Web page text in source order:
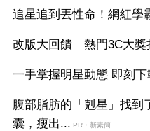
追星追到丟性命！網紅學
改版大回饋 熱門3C大獎
一手掌握明星動態 即刻
腹部脂肪的「剋星」找到
囊，瘦出... PR・新素簡